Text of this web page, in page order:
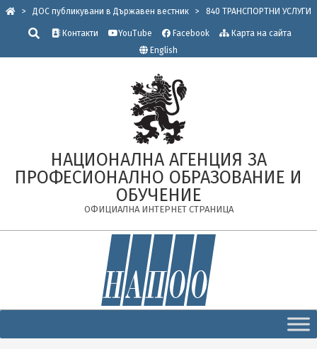
Skip
content
> ДОС публикувани в Държавен вестник >
840 ТРАНСПОРТНИ УСЛУГИ
Търсене
Контакти YouTube Facebook
Карта на сайта
English
НАЦИОНАЛНА АГЕНЦИЯ ЗА
ПРОФЕСИОНАЛНО ОБРАЗОВАНИЕ И
ОБУЧЕНИЕ
ОФИЦИАЛНА ИНТЕРНЕТ СТРАНИЦА
Navigation